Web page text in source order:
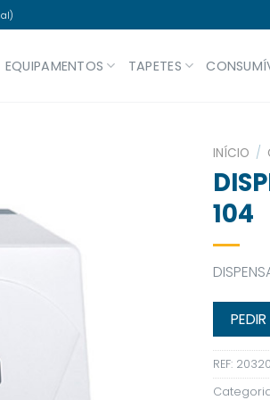
EQUIPAMENTOS TAPETES
INÍCIO /
104
REF: